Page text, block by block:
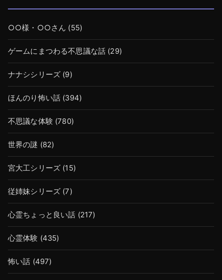
○○様・○○さん (55)
ゲームにまつわる不思議な話 (29)
ナナシシリーズ (9)
ほんのり怖い話 (394)
不思議な体験 (780)
世界の謎 (82)
宮大工シリーズ (15)
従姉妹シリーズ (7)
心霊ちょっと良い話 (217)
心霊体験 (435)
怖い話 (497)